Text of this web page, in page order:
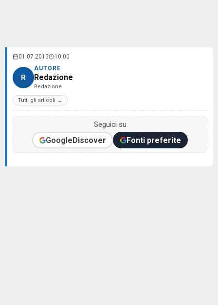
01.07.2015 10:00
R
AUTORE
Redazione
Redazione
Tutti gli articoli →
Seguici su
GoogleDiscover Fonti preferite